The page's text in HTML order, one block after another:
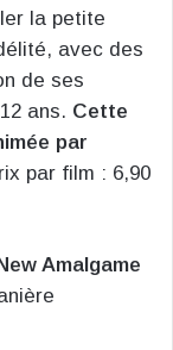
la petite
avec des
de ses
ans. Cette
par
par film : 6,90
Amalgame